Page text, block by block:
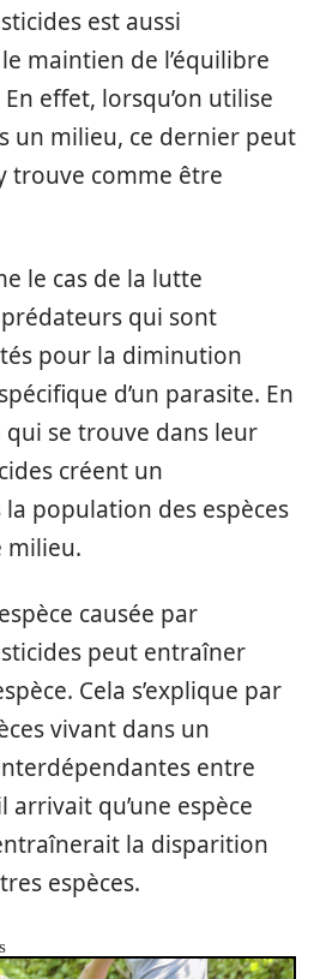
est aussi
maintien de l’équilibre
effet, lorsqu’on utilise
un milieu, ce dernier peut
trouve comme être
le cas de la lutte
qui sont
pour la diminution
d’un parasite. En
se trouve dans leur
créent un
population des espèces
milieu.
causée par
peut entraîner
Cela s’explique par
vivant dans un
entre
arrivait qu’une espèce
la disparition
espèces.